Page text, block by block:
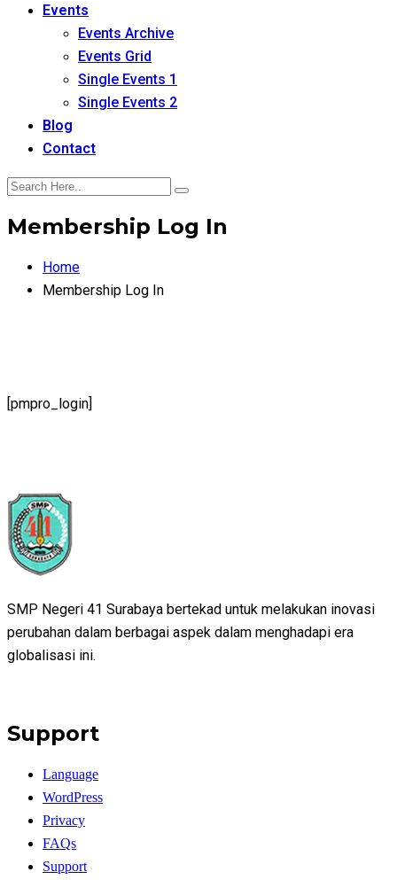
Events
Events Archive
Events Grid
Single Events 1
Single Events 2
Blog
Contact
Membership Log In
Home
Membership Log In
[pmpro_login]
SMP Negeri 41 Surabaya bertekad untuk melakukan inovasi
perubahan dalam berbagai aspek dalam menghadapi era
globalisasi ini.
Support
Language
WordPress
Privacy
FAQs
Support